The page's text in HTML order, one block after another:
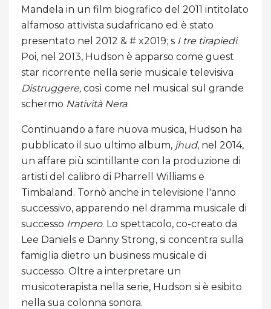
Mandela in un film biografico del 2011 intitolato
alfamoso attivista sudafricano ed è stato
presentato nel 2012 & # x2019; s I tre tirapiedi.
Poi, nel 2013, Hudson è apparso come guest
star ricorrente nella serie musicale televisiva
Distruggere, così come nel musical sul grande
schermo Natività Nera.
Continuando a fare nuova musica, Hudson ha
pubblicato il suo ultimo album, jhud, nel 2014,
un affare più scintillante con la produzione di
artisti del calibro di Pharrell Williams e
Timbaland. Tornò anche in televisione l'anno
successivo, apparendo nel dramma musicale di
successo Impero. Lo spettacolo, co-creato da
Lee Daniels e Danny Strong, si concentra sulla
famiglia dietro un business musicale di
successo. Oltre a interpretare un
musicoterapista nella serie, Hudson si è esibito
nella sua colonna sonora.